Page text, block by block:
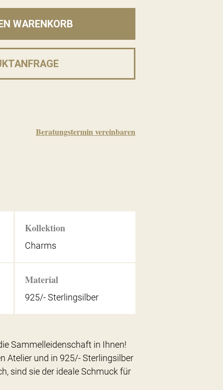
WARENKORB
Beratungstermin vereinbaren
Kollektion
Charms
Material
925/- Sterlingsilber
Sammelleidenschaft in Ihnen!
Atelier und in 925/- Sterlingsilber
sind sie der ideale Schmuck für